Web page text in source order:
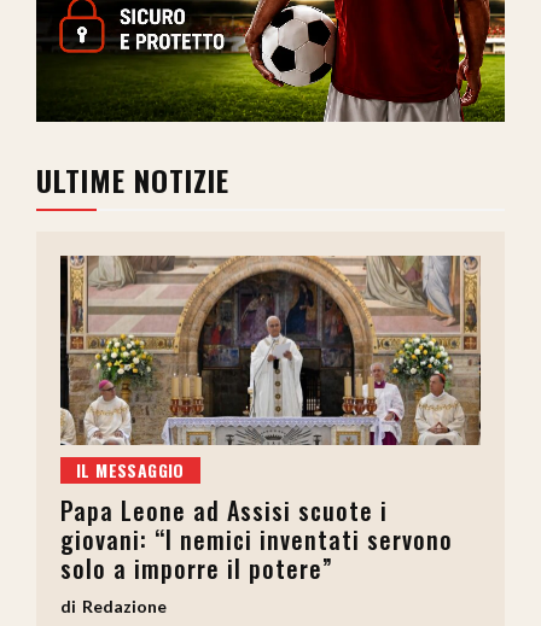
ULTIME NOTIZIE
IL MESSAGGIO
Papa Leone ad Assisi scuote i
giovani: “I nemici inventati servono
solo a imporre il potere”
Redazione